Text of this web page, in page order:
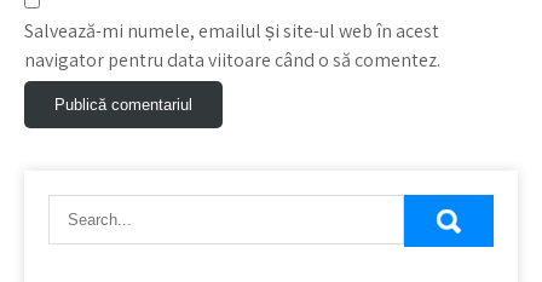
Salvează-mi numele, emailul și site-ul web în acest
navigator pentru data viitoare când o să comentez.